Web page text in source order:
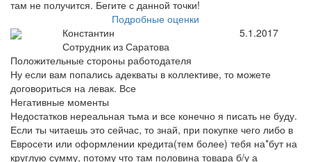
там не получится. Бегите с данной точки!
Подробные оценки
Константин
Сотрудник из Саратова
5.1.2017
Положительные стороны работодателя
Ну если вам попались адекваты в коллективе, то можете
договориться на левак. Все
Негативные моменты
Недостатков нереальная тьма и все конечно я писать не буду.
Если ты читаешь это сейчас, то знай, при покупке чего либо в
Евросети или оформлении кредита(тем более) тебя на*бут на
круглую сумму, потому что там половина товара б/у а